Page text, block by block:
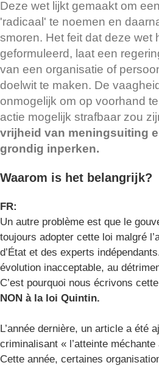
Deze wet lijkt gemaakt om
'radicaal' te noemen en
smoren. Het feit dat deze wet
geformuleerd, laat een
van een organisatie of
doelwit te maken. De
onmogelijk om op voorhand
actie mogelijk strafbaar zou
vrijheid van meningsuiting
grondig inperken.
Waarom is het belangrijk?
FR:
Un autre problème est que le
toujours adopter cette loi malgré
d’État et des experts
évolution inacceptable, au
C’est pourquoi nous écrivons
NON à la loi Quintin.
L’année dernière, un article a été
criminalisant « l’atteinte méchante
Cette année, certaines